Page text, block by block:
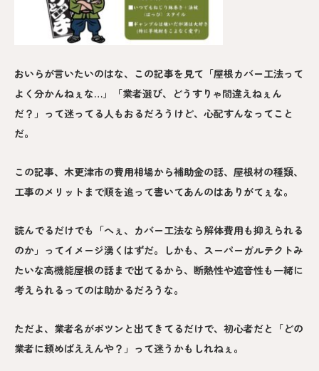
おいらが言いたいのはな、この記事を見て「屋根カバー工法って
よく分かんねぇな…」「業者選び、どうすりゃ間違えねぇん
だ？」って迷ってる人もおるだろうけど、心配すんなってこと
だ。
この記事、木更津市の費用相場から補助金の話、屋根材の種類、
工事のメリットまで順を追って書いてあんのはありがてぇな。
読んでるだけでも「へぇ、カバー工法なら解体費用も抑えられる
のか」ってイメージ湧くはずだ。しかも、スーパーガルテクトみ
たいな高機能屋根の話まで出てるから、断熱性や遮音性も一緒に
考えられるってのは助かるだろうな。
ただよ、業者名がポツンと出てきてるだけで、初心者だと「どの
業者に頼めばええんや？」って迷うかもしれねぇ。